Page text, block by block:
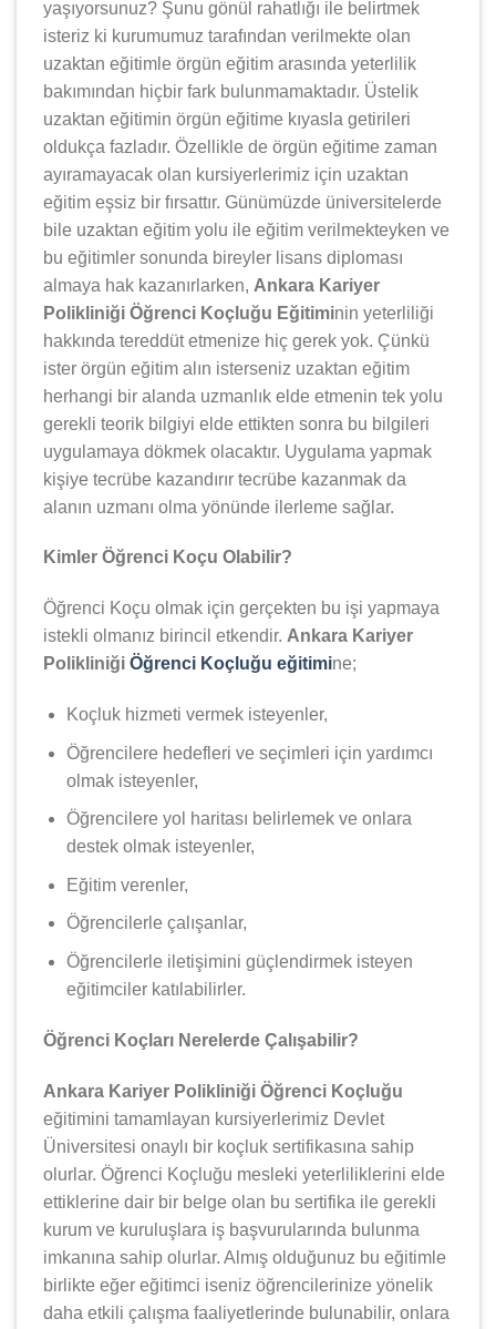
yaşıyorsunuz? Şunu gönül rahatlığı ile belirtmek
isteriz ki kurumumuz tarafından verilmekte olan
uzaktan eğitimle örgün eğitim arasında yeterlilik
bakımından hiçbir fark bulunmamaktadır. Üstelik
uzaktan eğitimin örgün eğitime kıyasla getirileri
oldukça fazladır. Özellikle de örgün eğitime zaman
ayıramayacak olan kursiyerlerimiz için uzaktan
eğitim eşsiz bir fırsattır. Günümüzde üniversitelerde
bile uzaktan eğitim yolu ile eğitim verilmekteyken ve
bu eğitimler sonunda bireyler lisans diploması
almaya hak kazanırlarken, Ankara Kariyer
Polikliniği Öğrenci Koçluğu Eğitiminin yeterliliği
hakkında tereddüt etmenize hiç gerek yok. Çünkü
ister örgün eğitim alın isterseniz uzaktan eğitim
herhangi bir alanda uzmanlık elde etmenin tek yolu
gerekli teorik bilgiyi elde ettikten sonra bu bilgileri
uygulamaya dökmek olacaktır. Uygulama yapmak
kişiye tecrübe kazandırır tecrübe kazanmak da
alanın uzmanı olma yönünde ilerleme sağlar.
Kimler Öğrenci Koçu Olabilir?
Öğrenci Koçu olmak için gerçekten bu işi yapmaya
istekli olmanız birincil etkendir. Ankara Kariyer
Polikliniği Öğrenci Koçluğu eğitimine;
Koçluk hizmeti vermek isteyenler,
Öğrencilere hedefleri ve seçimleri için yardımcı
olmak isteyenler,
Öğrencilere yol haritası belirlemek ve onlara
destek olmak isteyenler,
Eğitim verenler,
Öğrencilerle çalışanlar,
Öğrencilerle iletişimini güçlendirmek isteyen
eğitimciler katılabilirler.
Öğrenci Koçları Nerelerde Çalışabilir?
Ankara Kariyer Polikliniği Öğrenci Koçluğu
eğitimini tamamlayan kursiyerlerimiz Devlet
Üniversitesi onaylı bir koçluk sertifikasına sahip
olurlar. Öğrenci Koçluğu mesleki yeterliliklerini elde
ettiklerine dair bir belge olan bu sertifika ile gerekli
kurum ve kuruluşlara iş başvurularında bulunma
imkanına sahip olurlar. Almış olduğunuz bu eğitimle
birlikte eğer eğitimci iseniz öğrencilerinize yönelik
daha etkili çalışma faaliyetlerinde bulunabilir, onlara